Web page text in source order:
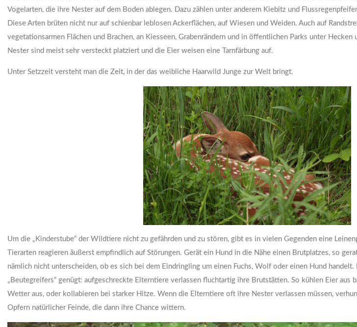
Vogelarten, die ihre Nester auf dem Boden ablegen. Dazu zählen unter anderem Kiebitz und
Diese Arten brüten nicht nur auf schienbar leblosen Ackerflächen, auf Wiesen und Weiden. Auch auf
vegetationsarmen Flächen und Brachen, an Kiesseen, Grabenrändern und in öffentlichen Parks unter Hecken
Nester sind meist sehr versteckt platziert und die Eier weisen eine Tarnfärbung auf.
Unter Setzzeit versteht man die Zeit, in der das weibliche Haarwild Junge zur Welt bringt.
Um die „Kinderstube“ der Wildtiere nicht zu gefährden und zu stören, gibt es in vielen Gegenden eine
Tierarten reagieren äußerst empfindlich auf Störungen. Gerät ein Hund in die Nähe einen Brutplatzes, so
nämlich nicht unterscheiden, ob es sich bei dem Eindringling um einen Fuchs, Wolf oder einen Hund
„Beutegreifers“ genügt: aufgeschreckte Elterntiere verlassen fluchtartig ihre Brutstätten. So kühlen Eier
Wetter aus, oder kollabieren bei starker Hitze. Wenn die Elterntiere oft ihre Nester verlassen müssen,
Opfern natürlicher Feinde, die dann ihre Chance wittern.